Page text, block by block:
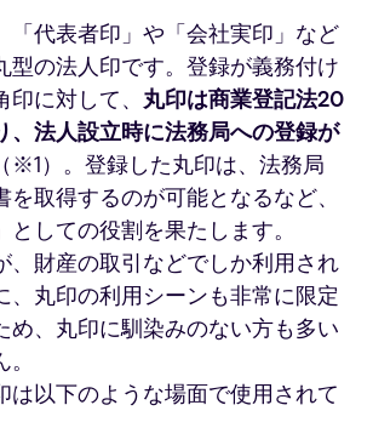
「代表者印」や「会社実印」など
型の法人印です。登録が義務付け
に対して、 丸印は商業登記法20
、法人設立時に法務局への登録が
（※1）。登録した丸印は、法務局
取得するのが可能となるなど、
としての役割を果たします。
、財産の取引などでしか利用され
、丸印の利用シーンも非常に限定
め、丸印に馴染みのない方も多い
は以下のような場面で使用されて